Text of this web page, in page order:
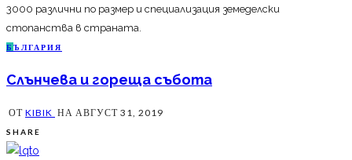
3000 различни по размер и специализация земеделски
стопанства в страната.
Б ЪЛГАРИЯ
Слънчева и гореща събота
ОТ KIBIK НА АВГУСТ 31, 2019
SHARE